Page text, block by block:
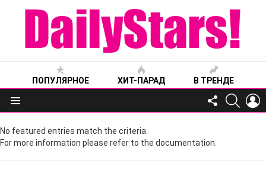
ПОПУЛЯРНОЕ ХИТ-ПАРАД В ТРЕНДЕ
Меню
FOLLOW
US
No featured entries match the criteria.
For more information please refer to the documentation.